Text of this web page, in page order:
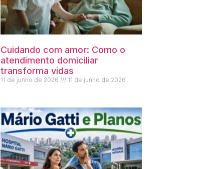
Cuidando com amor: Como o
atendimento domiciliar
transforma vidas
11 de junho de 2026 11 de junho de 2026